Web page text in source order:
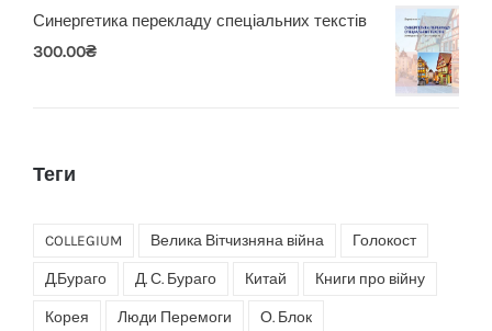
Синергетика перекладу спеціальних текстів
300.00₴
Теги
COLLEGIUM Велика Вітчизняна війна Голокост
Д.Бураго Д. С. Бураго Китай Книги про війну
Корея Люди Перемоги О. Блок